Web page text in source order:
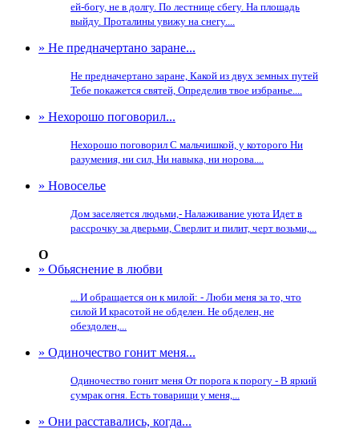
ей-богу, не в долгу. По лестнице сбегу. На площадь
выйду. Проталины увижу на снегу....
» Не предначертано заране...
Не предначертано заране, Какой из двух земных путей
Тебе покажется святей, Определив твое избранье....
» Нехорошо поговорил...
Нехорошо поговорил С мальчишкой, у которого Ни
разумения, ни сил, Ни навыка, ни норова....
» Новоселье
Дом заселяется людьми,- Налаживание уюта Идет в
рассрочку за дверьми, Сверлит и пилит, черт возьми,...
О
» Обьяснение в любви
... И обращается он к милой: - Люби меня за то, что
силой И красотой не обделен. Не обделен, не
обездолен,...
» Одиночество гонит меня...
Одиночество гонит меня От порога к порогу - В яркий
сумрак огня. Есть товарищи у меня,...
» Они расставались, когда...